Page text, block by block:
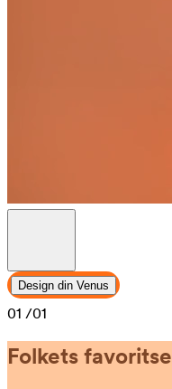
Design din Venus
01 /01
Folkets